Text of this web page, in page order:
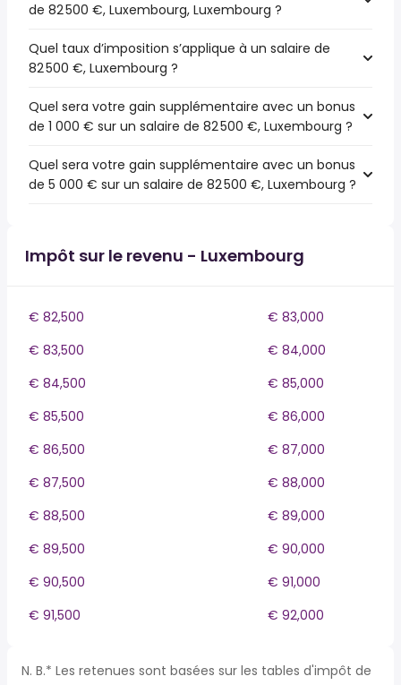
de 82 500 €, Luxembourg, Luxembourg ?
Quel taux d’imposition s’applique à un salaire de
82 500 €, Luxembourg ?
Quel sera votre gain supplémentaire avec un bonus
de 1 000 € sur un salaire de 82 500 €, Luxembourg ?
Quel sera votre gain supplémentaire avec un bonus
de 5 000 € sur un salaire de 82 500 €, Luxembourg ?
Impôt sur le revenu - Luxembourg
€ 82,500
€ 83,000
€ 83,500
€ 84,000
€ 84,500
€ 85,000
€ 85,500
€ 86,000
€ 86,500
€ 87,000
€ 87,500
€ 88,000
€ 88,500
€ 89,000
€ 89,500
€ 90,000
€ 90,500
€ 91,000
€ 91,500
€ 92,000
N. B.* Les retenues sont basées sur les tables d'impôt de